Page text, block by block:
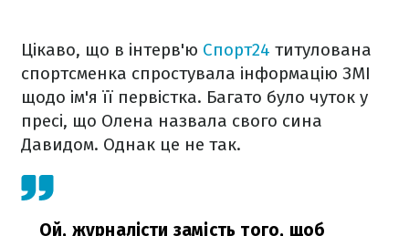
Цікаво, що в інтерв'ю Спорт24 титулована
спортсменка спростувала інформацію ЗМІ
щодо ім'я її первістка. Багато було чуток у
пресі, що Олена назвала свого сина
Давидом. Однак це не так.
Ой, журналісти замість того, щоб